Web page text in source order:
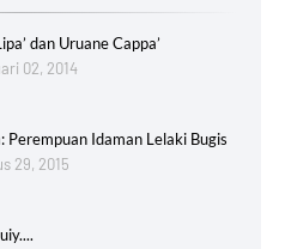
dan Uruane Cappa’
02, 2014
Perempuan Idaman Lelaki Bugis
29, 2015